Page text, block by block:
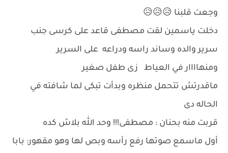
وجعت قلبنا 😥😥😥
دخلت ياسمين لقت مصطفى قاعد على كرسى جنب
سرير والده وساند راسه ودراعه على السرير
ومنهاااار في العياط زى طفل صغير
ماقدرتش تتحمل منظره وبدأت تبكى لما شافته في
الحاله دى
قربت منه بحنان : مصطفى!!! وحد الله بلاش كده
أول ماسمع صوتها رفع رأسه وبص لها وهو مقهور: بابا